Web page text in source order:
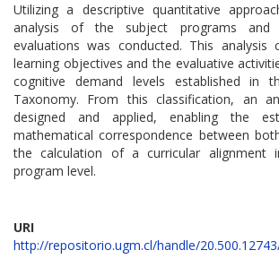
Utilizing a descriptive quantitative
analysis of the subject programs and
evaluations was conducted. This analysis
learning objectives and the evaluative
cognitive demand levels established in
Taxonomy. From this classification, an
designed and applied, enabling the
mathematical correspondence between
the calculation of a curricular alignment
program level.
URI
http://repositorio.ugm.cl/handle/